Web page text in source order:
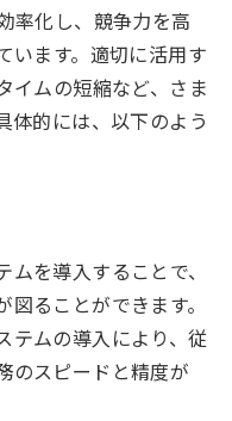
率化し、競争力を高
います。適切に活用す
イムの短縮など、さま
体的には、以下のよう
を導入することで、
ることができます。
テムの導入により、従
のスピードと精度が